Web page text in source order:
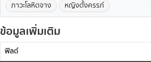
ภาวะโลหิตจาง หญิงตั้งครรภ์
ข้อมูลเพิ่มเติม
ฟิลด์